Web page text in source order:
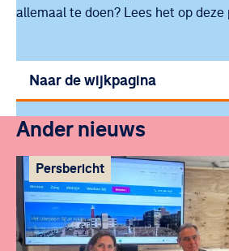
allemaal te doen? Lees het op deze
Naar de wijkpagina
Ander nieuws
Persbericht